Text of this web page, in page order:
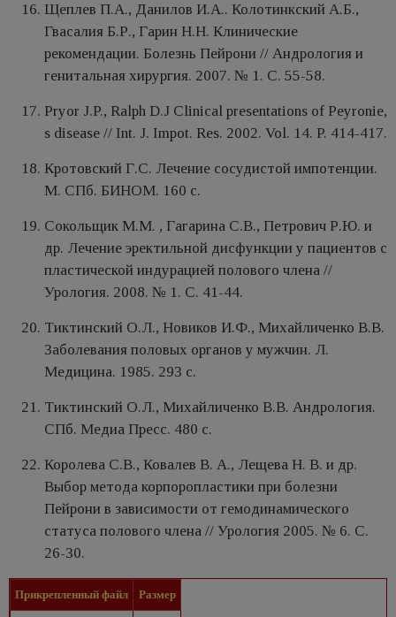
Щеплев П.А., Данилов И.А.. Колотинкский А.Б.,
Гвасалия Б.Р., Гарин Н.Н. Клинические
рекомендации. Болезнь Пейрони // Андрология и
генитальная хирургия. 2007. № 1. С. 55-58.
Pryor J.P., Ralph D.J Clinical presentations of Peyronie,
s disease // Int. J. Impot. Res. 2002. Vol. 14. P. 414-417.
Кротовский Г.С. Лечение сосудистой импотенции.
М. СПб. БИНОМ. 160 с.
Сокольщик М.М. , Гагарина С.В., Петрович Р.Ю. и
др. Лечение эректильной дисфункции у пациентов с
пластической индурацией полового члена //
Урология. 2008. № 1. С. 41-44.
Тиктинский О.Л., Новиков И.Ф., Михайличенко В.В.
Заболевания половых органов у мужчин. Л.
Медицина. 1985. 293 с.
Тиктинский О.Л., Михайличенко В.В. Андрология.
СПб. Медиа Пресс. 480 с.
Королева С.В., Ковалев В. А., Лещева Н. В. и др.
Выбор метода корпоропластики при болезни
Пейрони в зависимости от гемодинамического
статуса полового члена // Урология 2005. № 6. С.
26-30.
Прикрепленный файл Размер